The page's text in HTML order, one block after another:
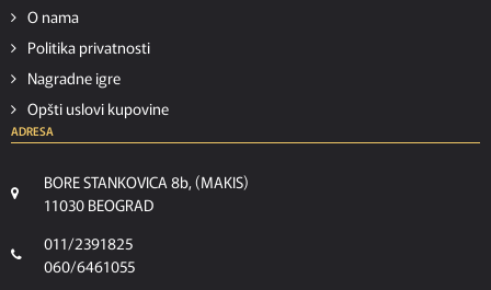
O nama
Politika privatnosti
Nagradne igre
Opšti uslovi kupovine
ADRESA
BORE STANKOVICA 8b, (MAKIS)
11030 BEOGRAD
011/2391825
060/6461055